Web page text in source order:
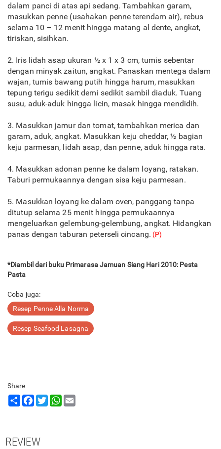
dalam panci di atas api sedang. Tambahkan garam,
masukkan penne (usahakan penne terendam air), rebus
selama 10 – 12 menit hingga matang al dente, angkat,
tiriskan, sisihkan.
2. Iris lidah asap ukuran ½ x 1 x 3 cm, tumis sebentar
dengan minyak zaitun, angkat. Panaskan mentega dalam
wajan, tumis bawang putih hingga harum, masukkan
tepung terigu sedikit demi sedikit sambil diaduk. Tuang
susu, aduk-aduk hingga licin, masak hingga mendidih.
3. Masukkan jamur dan tomat, tambahkan merica dan
garam, aduk, angkat. Masukkan keju cheddar, ½ bagian
keju parmesan, lidah asap, dan penne, aduk hingga rata.
4. Masukkan adonan penne ke dalam loyang, ratakan.
Taburi permukaannya dengan sisa keju parmesan.
5. Masukkan loyang ke dalam oven, panggang tanpa
ditutup selama 25 menit hingga permukaannya
mengeluarkan gelembung-gelembung, angkat. Hidangkan
panas dengan taburan peterseli cincang. (P)
*Diambil dari buku Primarasa Jamuan Siang Hari 2010: Pesta
Pasta
Coba juga:
Resep Penne Alla Norma
Resep Seafood Lasagna
Share
ShareFacebook
TwitterWhatsApp
REVIEW